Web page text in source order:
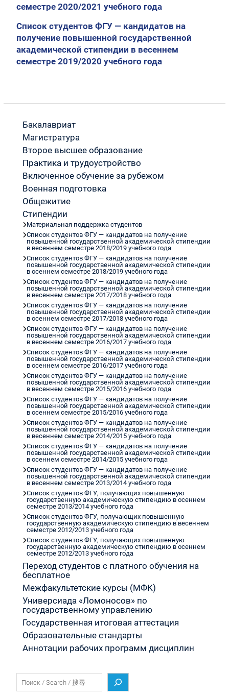
семестре 2020/2021 учебного года
Список студентов ФГУ — кандидатов на
получение повышенной государственной
академической стипендии в весеннем
семестре 2019/2020 учебного года
Бакалавриат
Магистратура
Второе высшее образование
Практика и трудоустройство
Включенное обучение за рубежом
Военная подготовка
Общежитие
Стипендии
Материальная поддержка студентов
Список студентов ФГУ — кандидатов на получение
повышенной государственной академической стипендии
в весеннем семестре 2018/2019 учебного года
Список студентов ФГУ — кандидатов на получение
повышенной государственной академической стипендии
в осеннем семестре 2018/2019 учебного года
Список студентов ФГУ — кандидатов на получение
повышенной государственной академической стипендии
в весеннем семестре 2017/2018 учебного года
Список студентов ФГУ — кандидатов на получение
повышенной государственной академической стипендии
в осеннем семестре 2017/2018 учебного года
Список студентов ФГУ — кандидатов на получение
повышенной государственной академической стипендии
в весеннем семестре 2016/2017 учебного года
Список студентов ФГУ — кандидатов на получение
повышенной государственной академической стипендии
в осеннем семестре 2016/2017 учебного года
Список студентов ФГУ — кандидатов на получение
повышенной государственной академической стипендии
в весеннем семестре 2015/2016 учебного года
Список студентов ФГУ — кандидатов на получение
повышенной государственной академической стипендии
в осеннем семестре 2015/2016 учебного года
Список студентов ФГУ — кандидатов на получение
повышенной государственной академической стипендии
в весеннем семестре 2014/2015 учебного года
Список студентов ФГУ — кандидатов на получение
повышенной государственной академической стипендии
в осеннем семестре 2014/2015 учебного года
Список студентов ФГУ — кандидатов на получение
повышенной государственной академической стипендии
в весеннем семестре 2013/2014 учебного года
Список студентов ФГУ, получающих повышенную
государственную академическую стипендию в осеннем
семестре 2013/2014 учебного года
Список студентов ФГУ, получающих повышенную
государственную академическую стипендию в весеннем
семестре 2012/2013 учебного года
Список студентов ФГУ, получающих повышенную
государственную академическую стипендию в осеннем
семестре 2012/2013 учебного года
Переход студентов с платного обучения на
бесплатное
Межфакультетские курсы (МФК)
Универсиада «Ломоносов» по
государственному управлению
Государственная итоговая аттестация
Образовательные стандарты
Аннотации рабочих программ дисциплин